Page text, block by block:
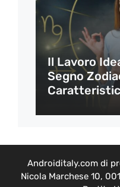
Il Lavoro
Segno
Androiditaly.com di
Nicola Marchese 10,